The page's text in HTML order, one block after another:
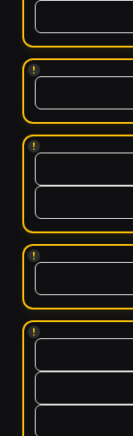
!
!
!
!